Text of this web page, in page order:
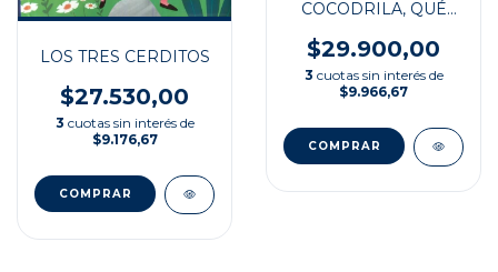
LOS TRES CERDITOS
$27.530,00
3 cuotas sin interés de
$9.176,67
COCODRILA, QUÉ
MORDIDA!
$29.900,00
3 cuotas sin interés de
$9.966,67